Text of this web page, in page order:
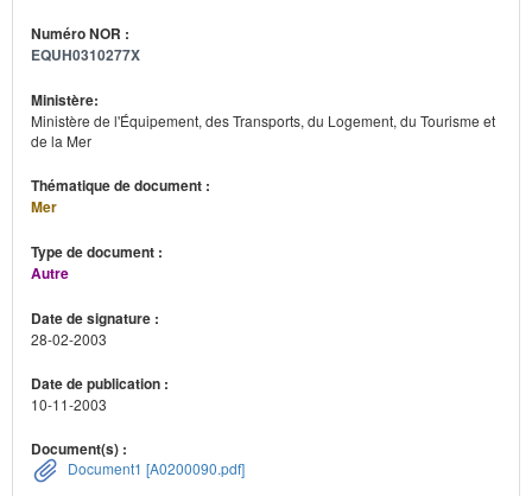
Numéro NOR :
EQUH0310277X
Ministère:
Ministère de l'Équipement, des Transports, du Logement, du Tourisme et
de la Mer
Thématique de document :
Mer
Type de document :
Autre
Date de signature :
28-02-2003
Date de publication :
10-11-2003
Document(s) :
Document1 [A0200090.pdf]